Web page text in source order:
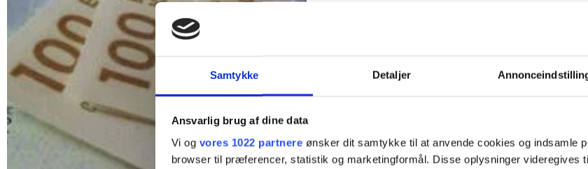
Samtykke Detaljer
Ansvarlig brug af dine data
Vi og vores 1022 partnere ønsker dit samtykke til at anvende cookies og indsamle
browser til præferencer, statistik og marketingformål. Disse oplysninger videregives